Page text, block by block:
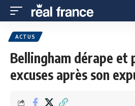
ACTUS
Bellingham dérape et
excuses après son